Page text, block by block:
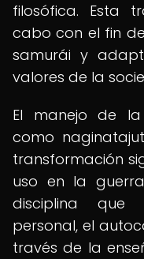
filosófica. Esta
cabo con el fin
samurái y
valores de la
El manejo de
como
transformación
uso en la
disciplina que
personal, el
través de la